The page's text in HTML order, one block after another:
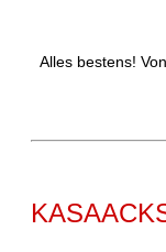
Alles bestens!